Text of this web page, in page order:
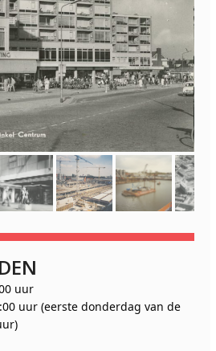
uur
uur (eerste donderdag van de